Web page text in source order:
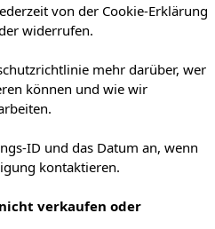
von der Cookie-Erklärung
widerrufen.
mehr darüber, wer
können und wie wir
ID und das Datum an, wenn
kontaktieren.
verkaufen oder